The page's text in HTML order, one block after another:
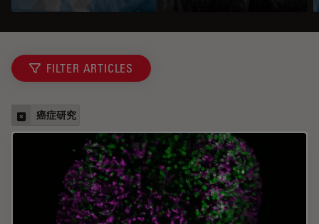
FILTER ARTICLES
癌症研究